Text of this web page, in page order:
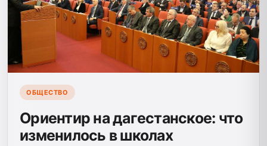
ОБЩЕСТВО
Ориентир на дагестанское: что
изменилось в школах